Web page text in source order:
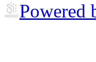
Powered